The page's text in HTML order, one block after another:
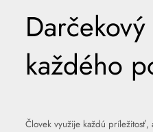
každého
Človek využije každú príležitosť,